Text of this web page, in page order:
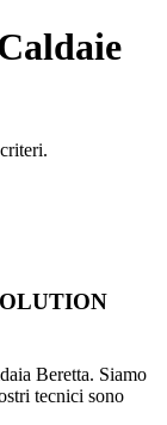
Beretta. Siamo
tecnici sono